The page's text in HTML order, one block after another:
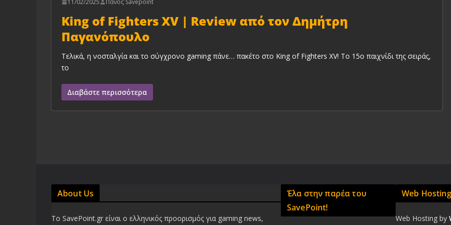
11/02/2025 Πάνος Savepoint
King of Fighters XV | Review από τον Δημήτρη
Παγανόπουλο
Τελικά, η νοσταλγία και το σύγχρονο gaming πάνε… πακέτο στο King of Fighters XV! Το 15ο παιχνίδι της σειράς,
το
Διαβάστε περισσότερα
About Us
Το SavePoint.gr είναι ο ελληνικός προορισμός για gaming news,
Έλα στην παρέα του
SavePoint!
Web Hosting
Web Hosting by